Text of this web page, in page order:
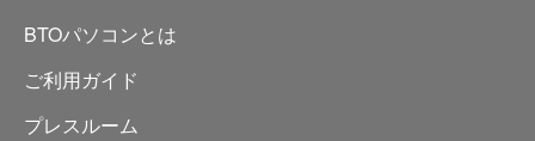
BTOパソコンとは
ご利用ガイド
プレスルーム